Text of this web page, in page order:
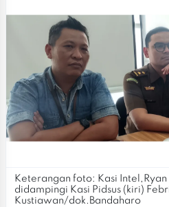
Keterangan foto: Kasi
didampingi Kasi Pidsus (kiri)
Kustiawan/dok.Bandaharo